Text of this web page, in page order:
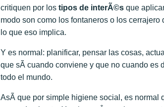
critiquen por los tipos de interÃ©s que
modo son como los fontaneros o los
lo que eso implica.
Y es normal: planificar, pensar las cosas,
que sÃ­ cuando conviene y que no cuando es
todo el mundo.
AsÃ­ que por simple higiene social, es normal